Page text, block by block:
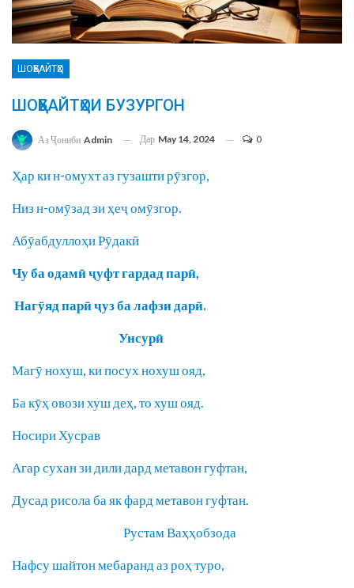
ШОҲБАЙТҲО
ШОҲБАЙТҲОИ БУЗУРГОН
Аз Ҷониби Admin Дар May 14, 2024 0
Ҳар ки н-омухт аз гузашти рӯзгор,
Низ н-омӯзад зи ҳеҷ омӯзгор.
Абӯабдуллоҳи Рӯдакӣ
Чу ба одамӣ ҷуфт гардад парӣ,
Нагӯяд парӣ ҷуз ба лафзи дарӣ.
Унсурӣ
Магӯ нохуш, ки посух нохуш ояд,
Ба кӯҳ овози хуш деҳ, то хуш ояд.
Носири Хусрав
Агар сухан зи дили дард метавон гуфтан,
Дусад рисола ба як фард метавон гуфтан.
Рустам Ваҳҳобзода
Нафсу шайтон мебаранд аз роҳ туро,